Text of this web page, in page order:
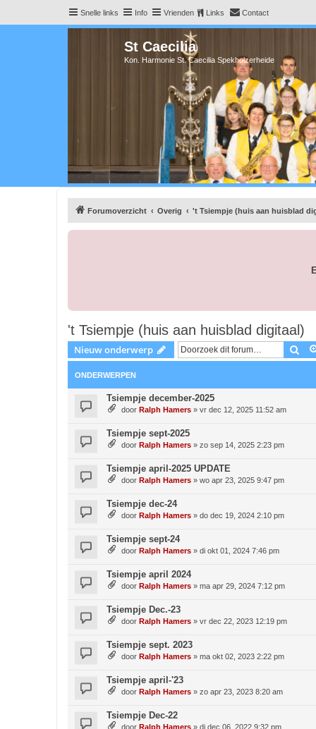
Snelle links Info Vrienden Links Contact
St Caecilia
Kon. Harmonie St. Caecilia Spekholzerheide
Forumoverzicht Overig 't Tsiempje (huis aan huisblad
't Tsiempje (huis aan huisblad digitaal)
Nieuw onderwerp
ONDERWERPEN
Tsiempje december-2025
door Ralph Hamers » vr dec 12, 2025 11:52 am
Tsiempje sept-2025
door Ralph Hamers » zo sep 14, 2025 2:23 pm
Tsiempje april-2025 UPDATE
door Ralph Hamers » wo apr 23, 2025 9:47 pm
Tsiempje dec-24
door Ralph Hamers » do dec 19, 2024 2:10 pm
Tsiempje sept-24
door Ralph Hamers » di okt 01, 2024 7:46 pm
Tsiempje april 2024
door Ralph Hamers » ma apr 29, 2024 7:12 pm
Tsiempje Dec.-23
door Ralph Hamers » vr dec 22, 2023 12:19 pm
Tsiempje sept. 2023
door Ralph Hamers » ma okt 02, 2023 2:22 pm
Tsiempje april-'23
door Ralph Hamers » zo apr 23, 2023 8:20 am
Tsiempje Dec-22
door Ralph Hamers » di dec 06, 2022 9:32 pm